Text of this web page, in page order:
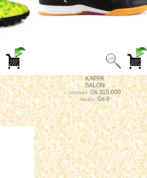
KAPPA
SALON
contado:Gs 315.000
credito:Gs 0